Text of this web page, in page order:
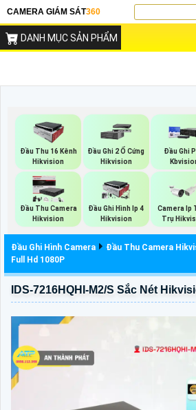
CAMERA GIÁM SÁT360
DANH MỤC SẢN PHẨM
Đầu Thu 16 Kênh
Hikvision
Đầu Ghi 2 Ổ Cứng
Hikvision
Đầu Ghi
Đầu Thu Camera
Hikvision
Đầu Ghi Hình Ip 4
Hikvision
Camera Ip
Trụ
Đầu Ghi Hình Camera Đầu Thu Camera
Full Hd 1080P
IDS-7216HQHI-M2/S Sắc Nét